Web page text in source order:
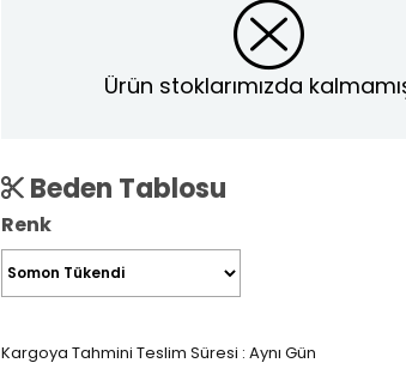
Ürün stoklarımızda
Beden Tablosu
Renk
Kargoya Tahmini Teslim Süresi : Aynı Gün